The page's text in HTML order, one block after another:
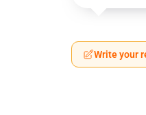
Write your